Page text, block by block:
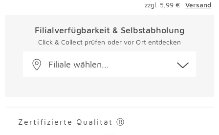
zzgl. 5,99 €
Versand
Filialverfügbarkeit & Selbstabholung
Click & Collect prüfen oder vor Ort entdecken
Filiale wählen...
Zertifizierte Qualität Ⓡ